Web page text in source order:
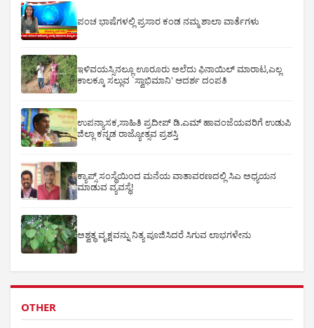
ಪಂಚ ಭಾಷೆಗಳಲ್ಲಿ ಪ್ರಸಾರ ಕಂಡ ನಮ್ಮ ಶಾಲಾ ವಾರ್ತೆಗಳು
ಇಳಿವಯಸ್ಸಿನಲ್ಲೂ ಊರೂರು ಅಲೆದು ಫಿನಾಯಿಲ್ ಮಾರಾಟ,ಎಲ್ಲ
ಕಾಲಕ್ಕೂ ಸಲ್ಲುವ `ಸ್ವಾಭಿಮಾನಿ' ಆದರ್ಶ ದಂಪತಿ
ಉಪನ್ಯಾಸಕ,ಸಾಹಿತಿ ಪ್ರದೀಪ್ ಡಿ.ಎಮ್ ಹಾವಂಜೆಯವರಿಗೆ ಉಡುಪಿ
ಜಿಲ್ಲಾ ಕನ್ನಡ ರಾಜ್ಯೋತ್ಸವ ಪ್ರಶಸ್ತಿ
ಕ್ಯಾಪ್ಸ್ ಸಂಸ್ಥೆಯಿಂದ ಮನೆಯ ವಾತಾವರಣದಲ್ಲಿ ಸಿಎ ಅಧ್ಯಯನ
ಮಾಡುವ ವ್ಯವಸ್ಥೆ!
ಅಶ್ವತ್ಥ ವೃಕ್ಷವನ್ನು ನಿತ್ಯ ಪೂಜಿಸಿದರೆ ಸಿಗುವ ಲಾಭಗಳೇನು
OTHER